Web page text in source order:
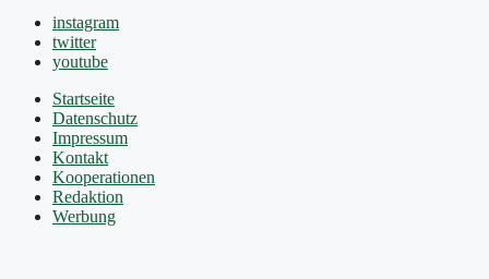
instagram
twitter
youtube
Startseite
Datenschutz
Impressum
Kontakt
Kooperationen
Redaktion
Werbung